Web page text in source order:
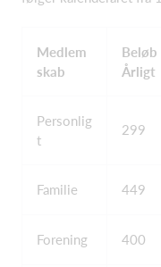
Medlem
skab
Beløb
Årligt
Personlig
t
299
Familie 449
Forening 400